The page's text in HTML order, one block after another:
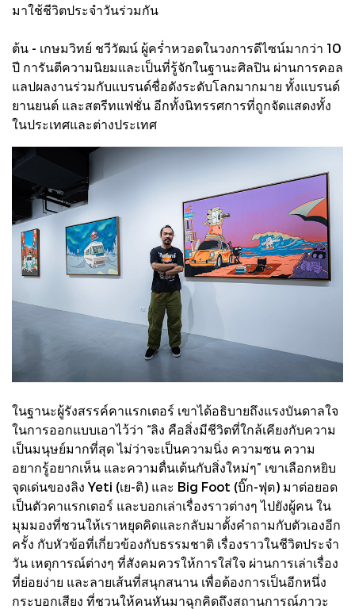
มาใช้ชีวิตประจำวันร่วมกัน
ต้น - เกษมวิทย์ ชวีวัฒน์ ผู้คร่ำหวอดในวงการดีไซน์มากว่า 10
ปี การันตีความนิยมและเป็นที่รู้จักในฐานะศิลปิน ผ่านการคอล
แลปผลงานร่วมกับแบรนด์ชื่อดังระดับโลกมากมาย ทั้งแบรนด์
ยานยนต์ และสตรีทแฟชั่น อีกทั้งนิทรรศการที่ถูกจัดแสดงทั้ง
ในประเทศและต่างประเทศ
ในฐานะผู้รังสรรค์คาแรกเตอร์ เขาได้อธิบายถึงแรงบันดาลใจ
ในการออกแบบเอาไว้ว่า “ลิง คือสิ่งมีชีวิตที่ใกล้เคียงกับความ
เป็นมนุษย์มากที่สุด ไม่ว่าจะเป็นความนิ่ง ความซน ความ
อยากรู้อยากเห็น และความตื่นเต้นกับสิ่งใหม่ๆ” เขาเลือกหยิบ
จุดเด่นของลิง Yeti (เย-ติ) และ Big Foot (บิ๊ก-ฟุต) มาต่อยอด
เป็นตัวคาแรกเตอร์ และบอกเล่าเรื่องราวต่างๆ ไปยังผู้คน ใน
มุมมองที่ชวนให้เราหยุดคิดและกลับมาตั้งคำถามกับตัวเองอีก
ครั้ง กับหัวข้อที่เกี่ยวข้องกับธรรมชาติ เรื่องราวในชีวิตประจำ
วัน เหตุการณ์ต่างๆ ที่สังคมควรให้การใส่ใจ ผ่านการเล่าเรื่อง
ที่ย่อยง่าย และลายเส้นที่สนุกสนาน เพื่อต้องการเป็นอีกหนึ่ง
กระบอกเสียง ที่ชวนให้คนหันมาฉุกคิดถึงสถานการณ์ภาวะ